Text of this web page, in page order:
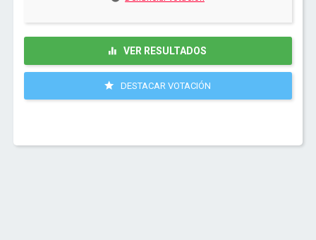
VER RESULTADOS
DESTACAR VOTACIÓN